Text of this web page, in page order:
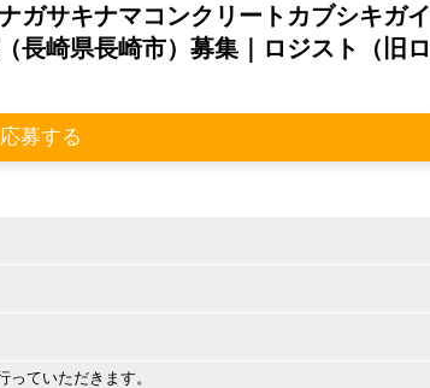
サキナマコンクリートカブシキガイ
長崎県長崎市）募集｜ロジスト（旧ロ
応募する
ていただきます。